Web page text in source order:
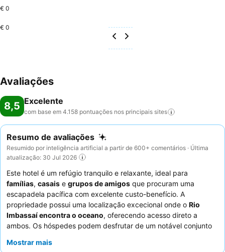
€ 0
€ 0
Avaliações
8,5 Excelente
com base em 4.158 pontuações nos principais sites
Resumo de avaliações
Resumido por inteligência artificial a partir de 600+ comentários · Última
atualização: 30 Jul 2026
Este hotel é um refúgio tranquilo e relaxante, ideal para
famílias, casais e grupos de amigos que procuram uma
escapadela pacífica com excelente custo-benefício. A
propriedade possui uma localização excecional onde o Rio
Imbassaí encontra o oceano, oferecendo acesso direto a
ambos. Os hóspedes podem desfrutar de um notável conjunto
recentemente renovada e uma opção aquecida, garantindo
Mostrar mais